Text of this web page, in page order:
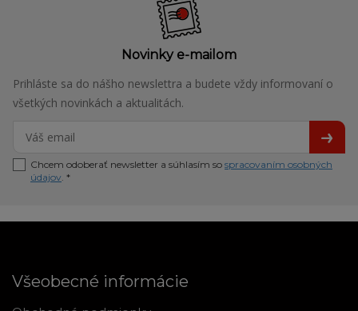
Novinky e-mailom
Prihláste sa do nášho newslettra a budete vždy informovaní o
všetkých novinkách a aktualitách.
Chcem odoberať newsletter a súhlasím so spracovaním osobných
údajov. *
Všeobecné informácie